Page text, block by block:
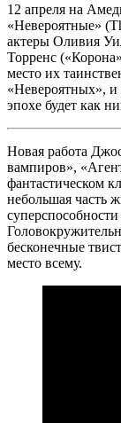
12 апреля на
«Невероятные»
актеры Оливия
Торренс
место их
«Невероятных», и
эпохе будет как
Новая работа
вампиров»,
фантастическом
небольшая часть
бесконечные
место всему.